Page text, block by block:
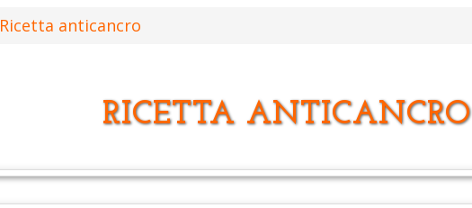
Ricetta anticancro
RICETTA ANTICANCRO